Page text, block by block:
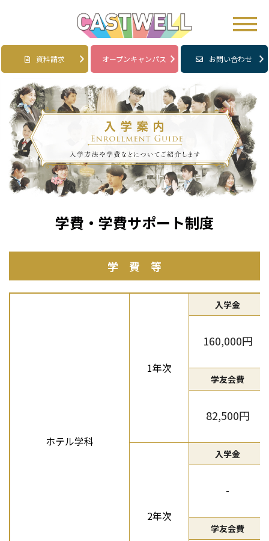
資料請求 オープンキャンパス お問い合わせ
学費・学費サポート制度
学 費 等
ホテル学科
1年次
入学金
160,000円
学友会費
82,500円
2年次
入学金
-
学友会費